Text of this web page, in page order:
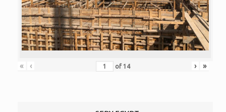
« ‹ of 14 › »